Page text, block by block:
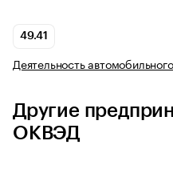
49.41
Деятельность
Другие
ОКВЭД